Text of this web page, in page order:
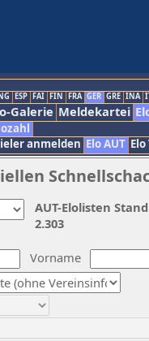
ESP FAI FIN FRA GER GRE INA
Galerie Meldekartei
anmelden Elo AUT
Vorname
AUT-Elolisten
2.303